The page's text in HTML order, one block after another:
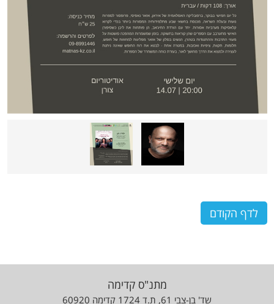
לדף הקודם
מתנ"ס קדימה
שד' בן-צבי 61, ת.ד 1724 קדימה 60920